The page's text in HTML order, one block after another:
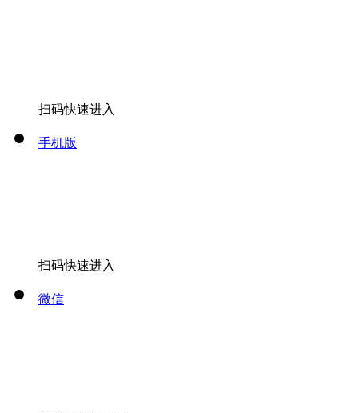
扫码快速进入
手机版
扫码快速进入
微信